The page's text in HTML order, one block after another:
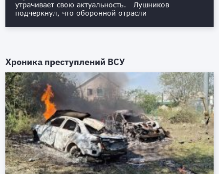
утрачивает свою актуальность. Лушников
подчеркнул, что оборонной отрасли
Хроника преступлений ВСУ